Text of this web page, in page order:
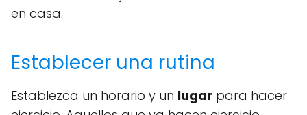
en casa.
Establecer una rutina
Establezca un horario y un lugar para hacer